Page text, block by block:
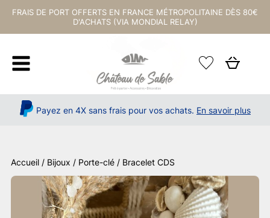
FRAIS DE PORT OFFERTS EN FRANCE MÉTROPOLITAINE DÈS 80€
D'ACHATS (VIA MONDIAL RELAY)
Payez en 4X sans frais pour vos achats. En savoir plus
Accueil / Bijoux / Porte-clé / Bracelet CDS